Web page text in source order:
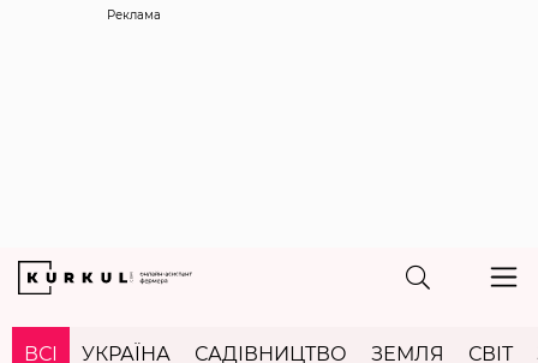
Реклама
ВСІ УКРАЇНА САДІВНИЦТВО ЗЕМЛЯ СВІТ